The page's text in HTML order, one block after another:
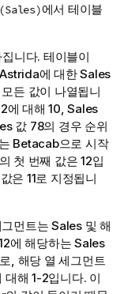
에서 테이블
니다. 테이블이
Astrida에 대한Sales
든 값이 나열됩니
에 대해 10,Sales
값 78의 경우 순위
Betacab으로 시작
첫 번째 값은 12입
은 11로 지정됩니
먼트는 Sales및 해
에 해당하는 Sales
, 해당 열 세그먼트
대해 1-2입니다. 이